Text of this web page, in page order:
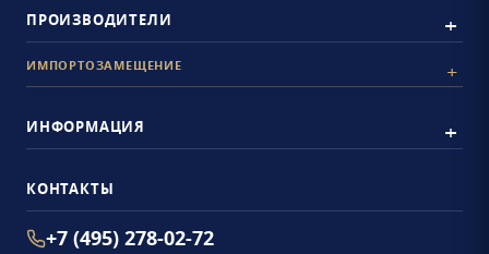
ПРОИЗВОДИТЕЛИ
ИМПОРТОЗАМЕЩЕНИЕ
ИНФОРМАЦИЯ
КОНТАКТЫ
+7 (495) 278-02-72